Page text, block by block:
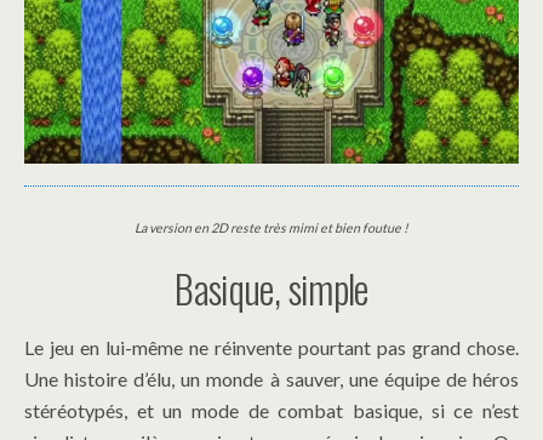
La version en 2D reste très mimi et bien foutue !
Basique, simple
Le jeu en lui-même ne réinvente pourtant pas grand chose.
Une histoire d’élu, un monde à sauver, une équipe de héros
stéréotypés, et un mode de combat basique, si ce n’est